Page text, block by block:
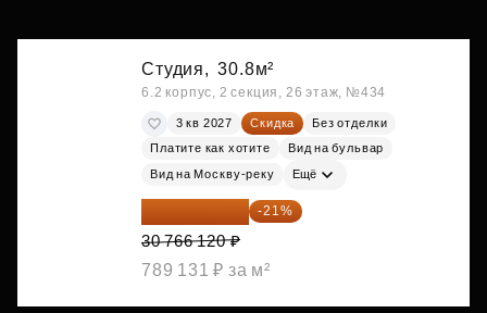
Студия, 30.8м²
6.2 корпус, 2 секция, 26 этаж, №434
3 кв 2027 Скидка
Без отделки
Платите как хотите
Вид на бульвар
Вид на Москву-реку Ещё
24 305 235 ₽ -21%
30 766 120 ₽
789 131 ₽ за м²